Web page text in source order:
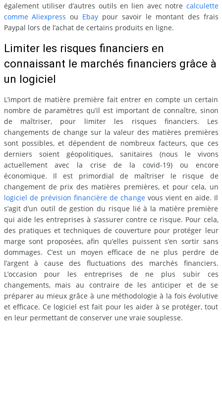
également utiliser d’autres outils en lien avec notre calculette
comme Aliexpress ou Ebay pour savoir le montant des frais
Paypal lors de l’achat de certains produits en ligne.
Limiter les risques financiers en
connaissant le marchés financiers grâce à
un logiciel
L’import de matière première fait entrer en compte un certain
nombre de paramètres qu’il est important de connaître, sinon
de maîtriser, pour limiter les risques financiers. Les
changements de change sur la valeur des matières premières
sont possibles, et dépendent de nombreux facteurs, que ces
derniers soient géopolitiques, sanitaires (nous le vivons
actuellement avec la crise de la covid-19) ou encore
économique. Il est primordial de maîtriser le risque de
changement de prix des matières premières, et pour cela, un
logiciel de prévision financière de changevous vient en aide. Il
s’agit d’un outil de gestion du risque lié à la matière première
qui aide les entreprises à s’assurer contre ce risque. Pour cela,
des pratiques et techniques de couverture pour protéger leur
marge sont proposées, afin qu’elles puissent s’en sortir sans
dommages. C’est un moyen efficace de ne plus perdre de
l’argent à cause des fluctuations des marchés financiers.
L’occasion pour les entreprises de ne plus subir ces
changements, mais au contraire de les anticiper et de se
préparer au mieux grâce à une méthodologie à la fois évolutive
et efficace. Ce logiciel est fait pour les aider à se protéger, tout
en leur permettant de conserver une vraie souplesse.